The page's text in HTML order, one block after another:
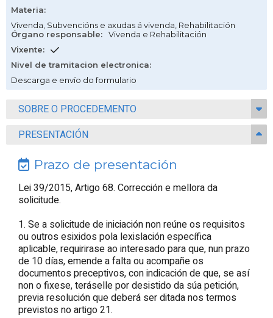
Materia:
Vivenda Subvencións e axudas á vivenda Rehabilitación
Órgano responsable:
Vivenda e Rehabilitación
Vixente:
Nivel de tramitacion electronica:
Descarga e envío do formulario
SOBRE O PROCEDEMENTO
PRESENTACIÓN
Prazo de presentación
Lei 39/2015, Artigo 68. Corrección e mellora da
solicitude.
1. Se a solicitude de iniciación non reúne os requisitos
ou outros esixidos pola lexislación específica
aplicable, requirirase ao interesado para que, nun prazo
de 10 días, emende a falta ou acompañe os
documentos preceptivos, con indicación de que, se así
non o fixese, teráselle por desistido da súa petición,
previa resolución que deberá ser ditada nos termos
previstos no artigo 21.